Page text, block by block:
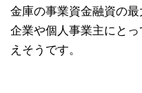
金庫の事業資金融資の
企業や個人事業主にと
えそうです。